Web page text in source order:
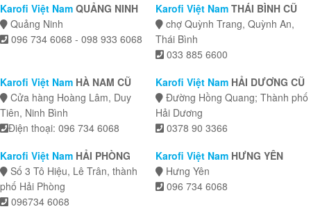
Karofi Việt Nam QUẢNG NINH
Quảng Ninh
096 734 6068 - 098 933 6068
Karofi Việt Nam THÁI BÌNH CŨ
chợ Quỳnh Trang, Quỳnh An,
Thái Bình
033 885 6600
Karofi Việt Nam HÀ NAM CŨ
Cửa hàng Hoàng Lâm, Duy
Tiên, Ninh Bình
Điện thoại: 096 734 6068
Karofi Việt Nam HẢI DƯƠNG CŨ
Đường Hồng Quang; Thành phố
Hải Dương
0378 90 3366
Karofi Việt Nam HẢI PHÒNG
Số 3 Tô Hiệu, Lê Trân, thành
phố Hải Phòng
096734 6068
Karofi Việt Nam HƯNG YÊN
Hưng Yên
096 734 6068